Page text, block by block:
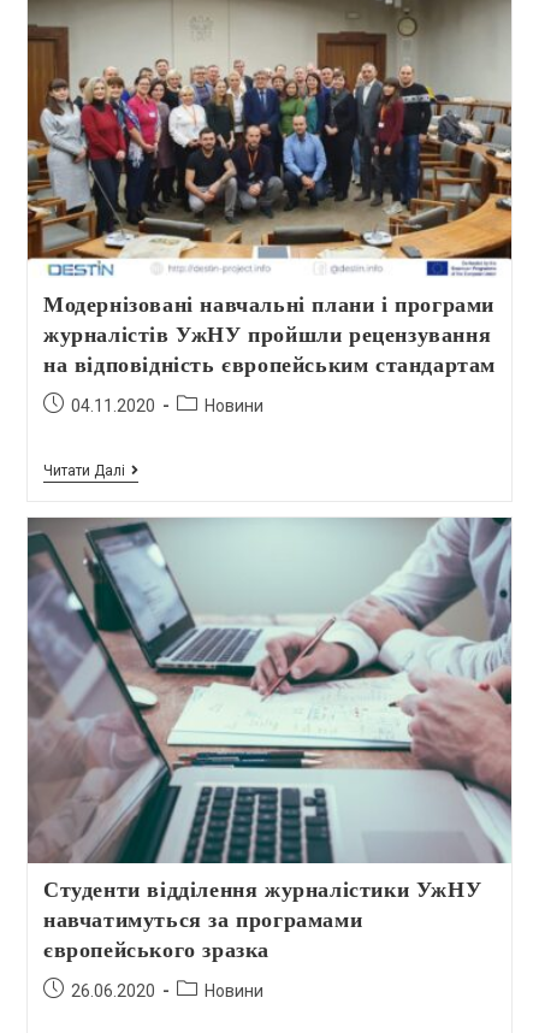
Модернізовані навчальні плани і програми
журналістів УжНУ пройшли рецензування
на відповідність європейським стандартам
04.11.2020 Новини
Читати Далі
Студенти відділення журналістики УжНУ
навчатимуться за програмами
європейського зразка
26.06.2020 Новини